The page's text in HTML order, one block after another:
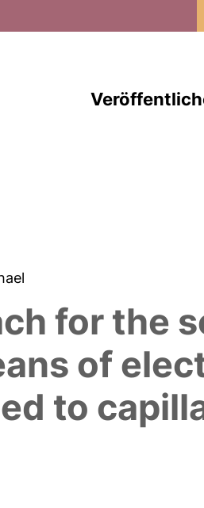
for the
of
to